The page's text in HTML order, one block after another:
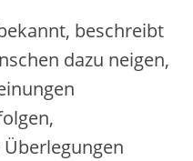
beschreibt
d‬azu neigen,